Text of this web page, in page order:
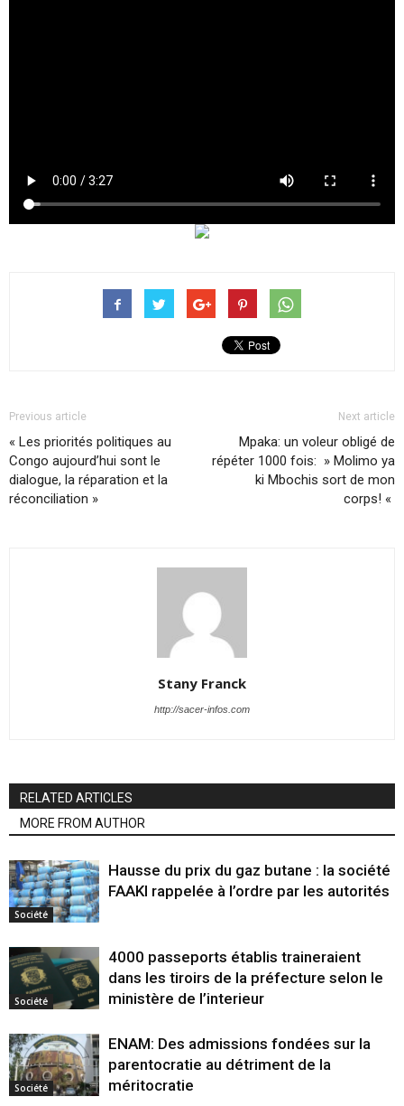
Previous article
« Les priorités politiques au
Congo aujourd’hui sont le
dialogue, la réparation et la
réconciliation »
Next article
Mpaka: un voleur obligé de
répéter 1000 fois: » Molimo ya
ki Mbochis sort de mon
corps! «
Stany Franck
http://sacer-infos.com
RELATED ARTICLES
MORE FROM AUTHOR
Société
Hausse du prix du gaz butane : la société
FAAKI rappelée à l’ordre par les autorités
Société
4000 passeports établis traineraient
dans les tiroirs de la préfecture selon le
ministère de l’interieur
Société
ENAM: Des admissions fondées sur la
parentocratie au détriment de la
méritocratie